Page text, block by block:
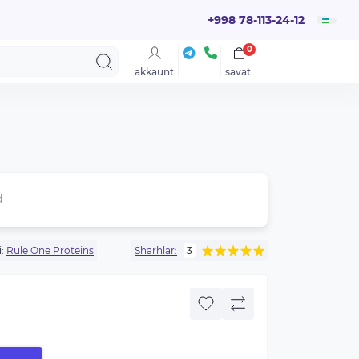
+998 78-113-24-12
akkaunt savat
0
Rule One Proteins Sharhlar: 3